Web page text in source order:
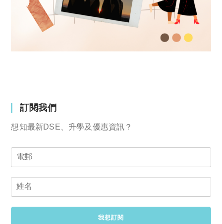
訂閱我們
想知最新DSE、升學及優惠資訊？